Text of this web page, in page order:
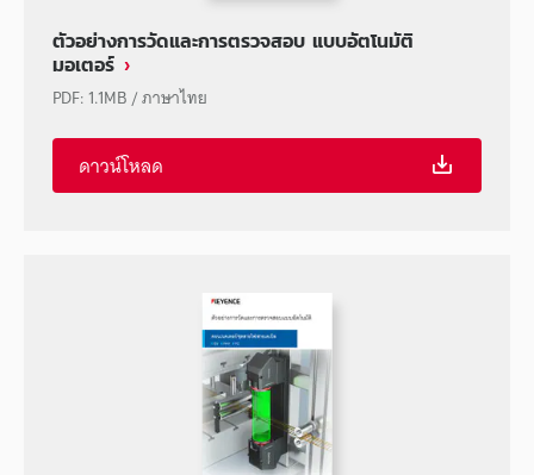
ตัวอย่างการวัดและการตรวจสอบ แบบอัตโนมัติ
มอเตอร์
PDF: 1.1MB/ภาษาไทย
ดาวน์โหลด